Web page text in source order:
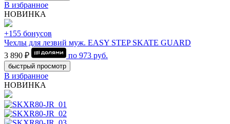
В избранное
НОВИНКА
+155 бонусов
Чехлы для лезвий муж. EASY STEP SKATE GUARD
3 890 ₽
по 973 руб.
быстрый просмотр
В избранное
НОВИНКА